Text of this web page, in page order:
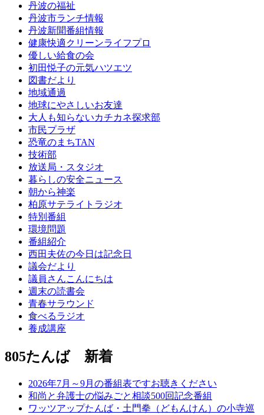
丹波の福祉
丹波市ランチ情報
丹波新聞番組情報
健康快適クリーンライフプロ
優しい給食の会
初田悦子の元気ハツエツ
図書だより
地域通過
地球にやさしいお友達
大人も知らないカチカネ探求部
市民プラザ
恐竜のまちTAN
技術部
放送局・スタジオ
暮らしの安全ニュース
朝から神楽
柏原サテライトラジオ
特別番組
環境問題
番組紹介
西田夫佐の今日は記念日
議会だより
議員さんこんにちは
週末の読書会
青春サラウンド
食べるラジオ
養成講座
805たんば 新着
2026年7月～9月の番組表ですお聴きください
和尚と弁護士の悩みごと相談500回記念番組
ワッツアップたんば・土門拳（どもんけん）の小寺巡